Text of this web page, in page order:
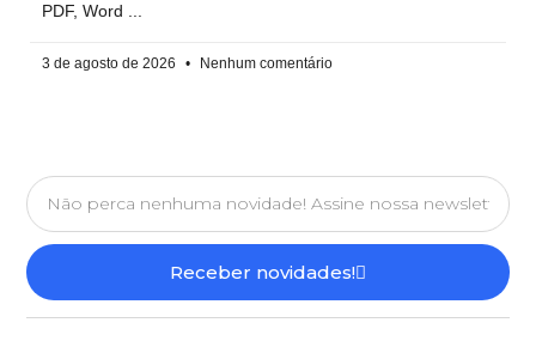
PDF, Word
3 de agosto de 2026 Nenhum comentário
Receber novidades!